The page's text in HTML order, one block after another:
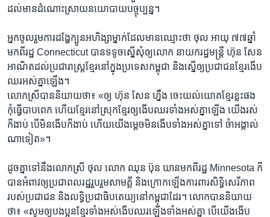
ដល់​មាន​ដំណោះ​ស្រាយ​នយោបាយ​បច្ចុប្បន្ន។
អ្នក​ចូល​រួម​ការ​ដង្ហែ​ក្បូន​អហិង្សា​ម្នាក់​ដែល​មានឈ្មោះ​ថា ថុល អាយុ ៧៧ឆ្នាំ
មក​ពី​រដ្ឋ Connecticut បាន​ទទូច​ស្នើ​សុំ​ឲ្យ​លោក នាយក​រដ្ឋមន្ត្រី​ ហ៊ុន សែន
អាណិត​ដល់​ប្រជារាស្ត្រ​ខ្មែរ​នៅ​ក្នុង​ប្រទេស​កម្ពុជា​ និង​ស្នើ​ឲ្យ​ប្រជាជនខ្មែរ​ងើប​
ឈរអស់​គ្នា​ឡើង។
លោកស្រី​បាន​និយាយ​ថា៖ «​ឲ្យ​ ហ៊ុន សែន​ ហ្នឹង ចេះ​យល់​យោគ​ខ្មែរ​ខ្លះ​ផង
កុំ​ធ្វើ​បាប​ពេក ហើយ​ខ្មែរនៅ​ស្រុក​ខ្មែរ​ឲ្យ​ងើប​ឈរ​ទាំង​អស់​គ្នា​ឡើង យើង​រស់​
ក៏​ងាប់ បើ​មិន​ងើប​ក៏​ងាប់​ ហើយ​យើង​ម្ដេច​មិន​ងើប​ទាំងអស់​គ្នា​ទៅ ចំា​អង្កាល់​
ណា​ទៀត»។
ដូចគ្នា​ទៅ​នឹង​លោក​ស្រី ថុល លោក ឈុន ប៊ុន​ ឃាន​មក​ពី​រដ្ឋ​ Minnesota ក៏​
បានអំពាវ​ឲ្យ​ប្រជាពលរដ្ឋ​រួបរួម​សាមគ្គី និង​ក្រោក​ឡើងការពារ​សិទ្ធិ​សេរីភាព​
របស់​ប្រជាជន និង​លទ្ធិ​ប្រជាធិបតេយ្យ​នៅ​កម្ពុជា​ដែរ។ លោក​បាន​និយាយ​
ថា៖ «សូម​ឲ្យ​បង​ប្អូន​ខ្មែរ​ទាំង​អស់​ងើប​ឈរ​ឡើង​ទាំង​អស់​គ្នា បើ​យើង​ងើប​